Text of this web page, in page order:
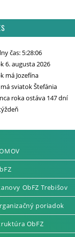
čas: 5:28:07
6. augusta 2026
má Jozefína
sviatok Štefánia
roka ostáva 147 dní
ObFZ Trebišov
poriadok
ObFZ